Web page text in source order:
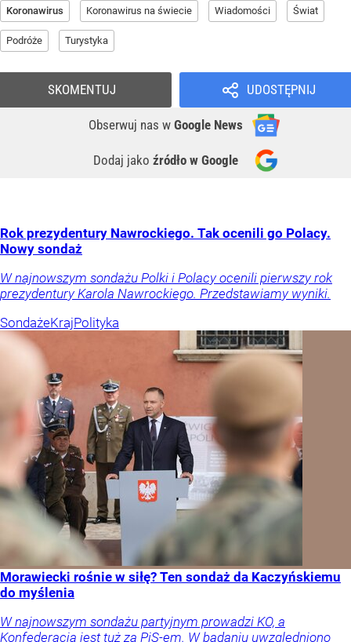
Koronawirus Koronawirus na świecie Wiadomości Świat
Podróże Turystyka
UDOSTĘPNIJ
Obserwuj nas w Google News
Dodaj jako źródło w Google
SKOMENTUJ
Rok prezydentury Nawrockiego. Tak ocenili go Polacy.
Nowy sondaż
W najnowszym sondażu Polki i Polacy ocenili pierwszy rok
prezydentury Karola Nawrockiego. Przedstawiamy wyniki.
SondażeKrajPolityka
Morawiecki rośnie w siłę? Ten sondaż da Kaczyńskiemu
do myślenia
W najnowszym sondażu partyjnym prowadzi KO, a
Konfederacja jest tuż za PiS-em. W badaniu uwzględniono